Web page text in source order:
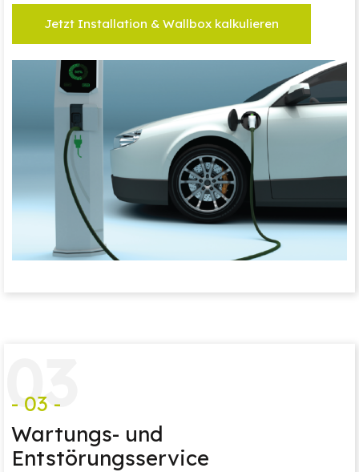
Jetzt Installation & Wallbox kalkulieren
03
- 03 -
Wartungs- und
Entstörungsservice